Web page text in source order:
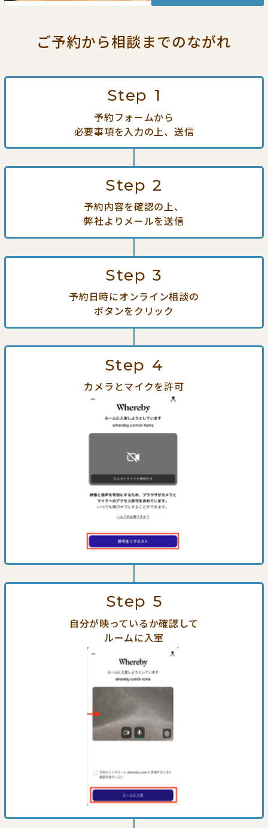
ご予約から相談までのながれ
Step 1
予約フォームから
必要事項を入力の上、送信
Step 2
予約内容を確認の上、
弊社よりメールを送信
Step 3
予約日時にオンライン相談の
ボタンをクリック
Step 4
カメラとマイクを許可
Step 5
自分が映っているか確認して
ルームに入室